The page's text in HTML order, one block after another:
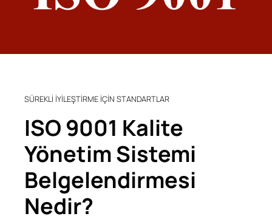
SÜREKLİ İYİLEŞTİRME İÇİN STANDARTLAR
ISO 9001 Kalite
Yönetim Sistemi
Belgelendirmesi
Nedir?